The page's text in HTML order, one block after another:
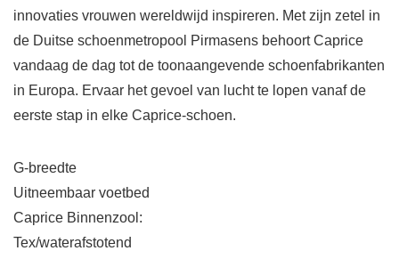
innovaties vrouwen wereldwijd inspireren. Met zijn zetel in
de Duitse schoenmetropool Pirmasens behoort Caprice
vandaag de dag tot de toonaangevende schoenfabrikanten
in Europa. Ervaar het gevoel van lucht te lopen vanaf de
eerste stap in elke Caprice-schoen.
G-breedte
Uitneembaar voetbed
Caprice Binnenzool:
Tex/waterafstotend